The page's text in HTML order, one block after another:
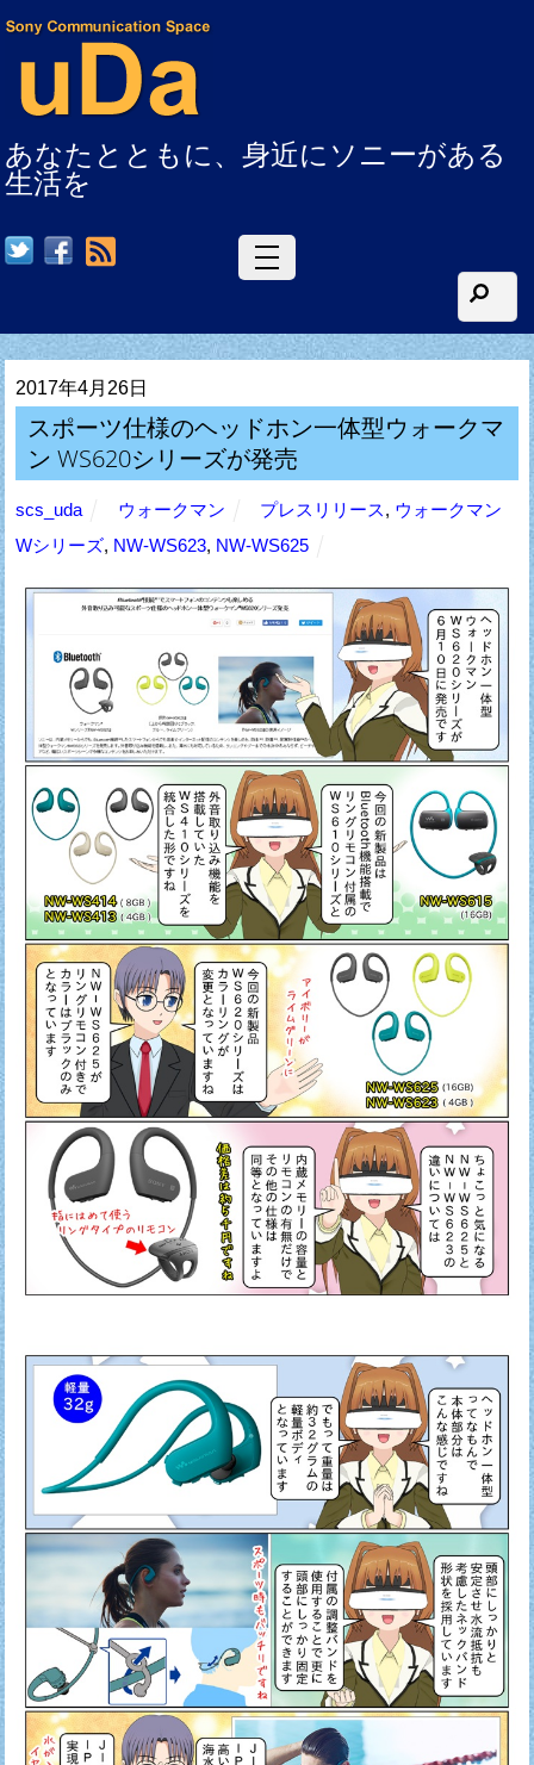
あなたとともに、身近にソニーがある
生活を
2017年4月26日
スポーツ仕様のヘッドホン一体型ウォークマ
ン WS620シリーズが発売
scs_uda ウォークマン プレスリリース, ウォークマン
Wシリーズ, NW-WS623, NW-WS625